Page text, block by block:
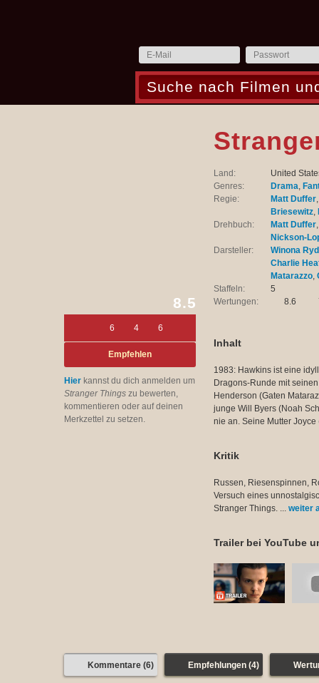
8.5
6 4 6
Empfehlen
Hier kannst du dich anmelden um
Stranger Things zu bewerten,
kommentieren oder auf deinen
Merkzettel zu setzen.
Land:
United
Genres:
Drama,
Regie:
Matt Duffer
Briesewitz,
Drehbuch:
Matt Duffer
Nickson-
Darsteller:
Winona
Charlie
Matarazzo,
Staffeln:
5
Wertungen:
8.6
Inhalt
1983: Hawkins ist eine
Dragons-Runde mit
Henderson (Gaten
junge Will Byers (Noah
nie an. Seine Mutter
Kritik
Russen, Riesenspinnen,
Versuch eines
Stranger Things. ... weiter
Trailer bei YouTube
Kommentare (6) Empfehlungen (4)